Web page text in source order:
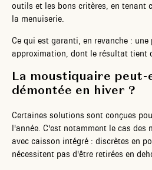
outils et les bons critères, en tenant
la menuiserie.
Ce qui est garanti, en revanche : une
approximation, dont le résultat tient
La moustiquaire peut-
démontée en hiver ?
Certaines solutions sont conçues
l'année. C'est notamment le cas
avec caisson intégré : discrètes en
nécessitent pas d'être retirées en